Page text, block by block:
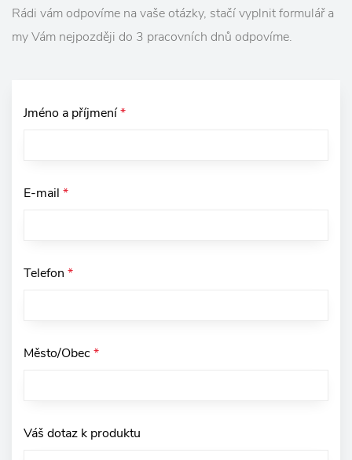
Rádi vám odpovíme na vaše otázky, stačí vyplnit formulář a
my Vám nejpozději do 3 pracovních dnů odpovíme.
Jméno a příjmení*
E-mail *
Telefon *
Město/Obec*
Váš dotaz k produktu